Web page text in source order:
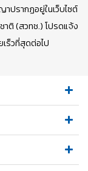
ปรากฏอยู่ในเว็บไซต์
าติ (สวทช.) โปรดแจ้ง
ร็วที่สุดต่อไป